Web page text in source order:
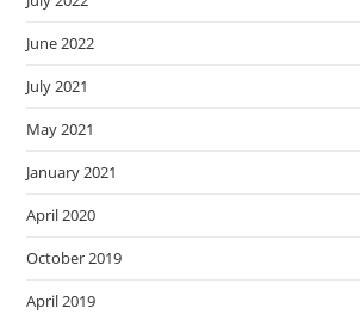
June 2022
July 2021
May 2021
January 2021
April 2020
October 2019
April 2019